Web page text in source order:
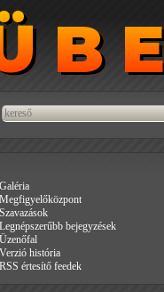
Galéria
Megfigyelőközpont
Szavazások
Legnépszerűbb bejegyzések
Üzenőfal
Verzió história
RSS értesítő feedek